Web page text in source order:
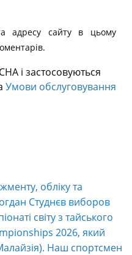
адресу сайту в цьому
і застосовуються
Умови обслуговування
обліку та
Студнєв виборов
світу з тайського
2026, який
Наш спортсмен